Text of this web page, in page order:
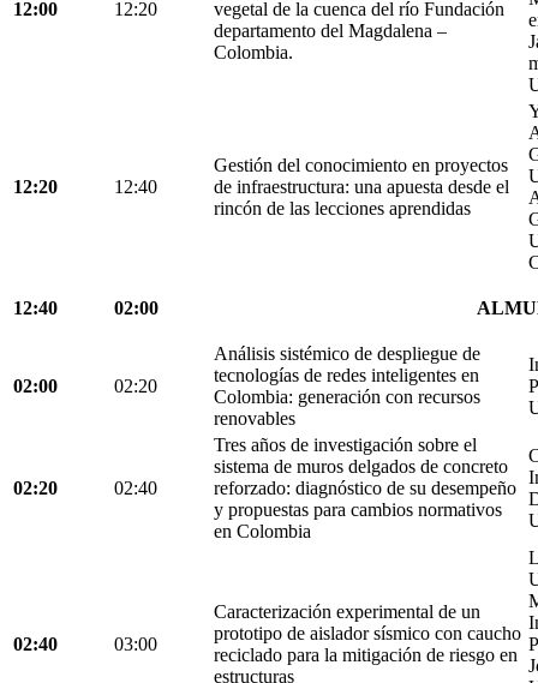
12:00 12:20
vegetal de la cuenca del río Fundación
departamento del Magdalena –
Colombia.
12:20 12:40
Gestión del conocimiento en proyectos
de infraestructura: una apuesta desde el
rincón de las lecciones aprendidas
12:40 02:00
02:00 02:20
Análisis sistémico de despliegue de
tecnologías de redes inteligentes en
Colombia: generación con recursos
renovables
02:20 02:40
Tres años de investigación sobre el
sistema de muros delgados de concreto
reforzado: diagnóstico de su desempeño
y propuestas para cambios normativos
en Colombia
02:40 03:00
Caracterización experimental de un
prototipo de aislador sísmico con caucho
reciclado para la mitigación de riesgo en
estructuras